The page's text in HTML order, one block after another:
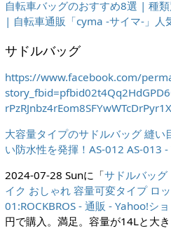
自転車バッグのおすすめ8選 | 種
| 自転車通販「cyma -サイマ-」人
サドルバッグ
https://www.facebook.com/
大容量タイプのサドルバッグ 縫い
い防水性を発揮！AS-012 AS-013 -
2024-07-28 Sunに「サドルバッグ
イク おしゃれ 容量可変タイプ ロ
01:ROCKBROS - 通販 - Yahoo!シ
円で購入。満足。容量が14Lと大き